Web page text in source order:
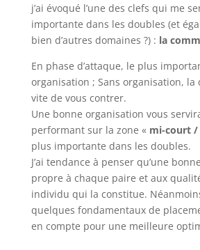
j’ai évoqué l’une des clefs qui me
importante dans les doubles (et
bien d’autres domaines ?) : la
En phase d’attaque, le plus
organisation ; Sans organisation, la
vite de vous contrer.
Une bonne organisation vous
performant sur la zone « mi-court
plus importante dans les doubles.
J’ai tendance à penser qu’une
propre à chaque paire et aux
individu qui la constitue.
quelques fondamentaux de
en compte pour une meilleure